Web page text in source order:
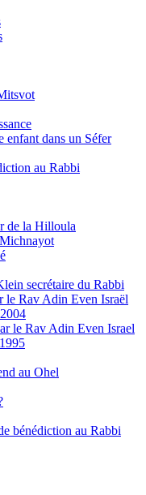
enfant dans un Séfer
au Rabbi
de la Hilloula
secrétaire du Rabbi
le Rav Adin Even Israël
le Rav Adin Even Israel
au Ohel
bénédiction au Rabbi